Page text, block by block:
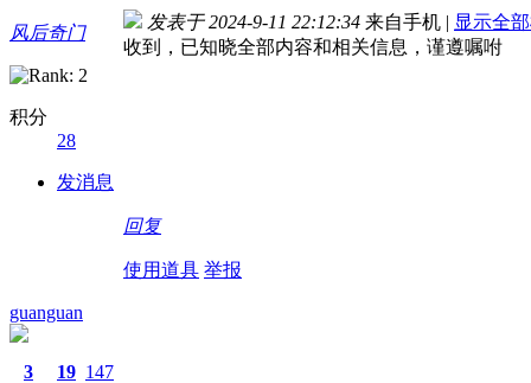
风后奇门
积分
28
发消息
发表于 2024-9-11 22:12:34 来自手机 | 显示全
收到，已知晓全部内容和相关信息，谨遵嘱咐
回复
使用道具 举报
guanguan
3 19 147